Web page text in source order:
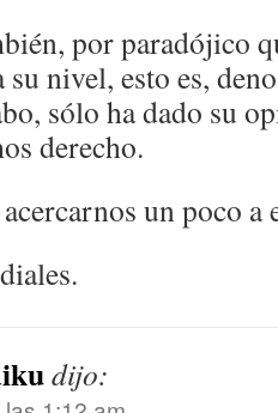
por paradójico
su nivel, esto es,
sólo ha dado su
derecho.
un poco a
dijo: